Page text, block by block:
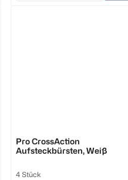
Pro CrossAction
Aufsteckbürsten, Weiß
4 Stück